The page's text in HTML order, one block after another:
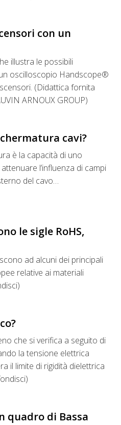
con un
illustra le possibili
oscilloscopio Handscope®
(Didattica fornita
ARNOUX GROUP)
cavi?
è la capacità di uno
l’influenza di campi
del cavo…
le sigle RoHS,
ad alcuni dei principali
relative ai materiali
che si verifica a seguito di
la tensione elettrica
il limite di rigidità dielettrica
quadro di Bassa